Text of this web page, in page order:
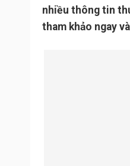
nhiều thông tin
tham khảo ngay